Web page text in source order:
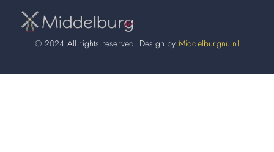
© 2024 All rights reserved. Design by Middelburgnu.nl